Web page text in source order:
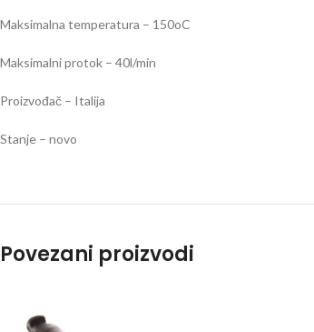
Maksimalna temperatura – 150oC
Maksimalni protok – 40l/min
Proizvođač – Italija
Stanje – novo
Povezani proizvodi